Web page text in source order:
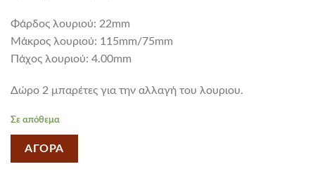
Φάρδος λουριού: 22mm
Mάκρος λουριού: 115mm/75mm
Πάχος λουριού: 4.00mm
Δώρο 2 μπαρέτες για την αλλαγή του λουριου.
Σε απόθεμα
ΑΓΟΡΑ